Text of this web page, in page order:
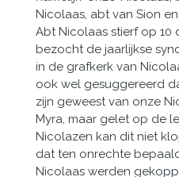
Nicolaas, abt van Sion
Abt Nicolaas stierf op 10
bezocht de jaarlijkse
in de grafkerk van
ook wel gesuggereerd
zijn geweest van onze
Myra, maar gelet op de
Nicolazen kan dit niet
dat ten onrechte
Nicolaas werden